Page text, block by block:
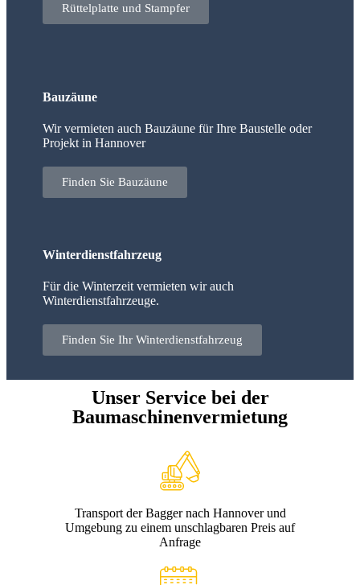
Rüttelplatte und Stampfer
Bauzäune
Wir vermieten auch Bauzäune für Ihre Baustelle oder
Projekt in Hannover
Finden Sie Bauzäune
Winterdienstfahrzeug
Für die Winterzeit vermieten wir auch
Winterdienstfahrzeuge.
Finden Sie Ihr Winterdienstfahrzeug
Unser Service bei der
Baumaschinenvermietung
Transport der Bagger nach Hannover und
Umgebung zu einem unschlagbaren Preis auf
Anfrage